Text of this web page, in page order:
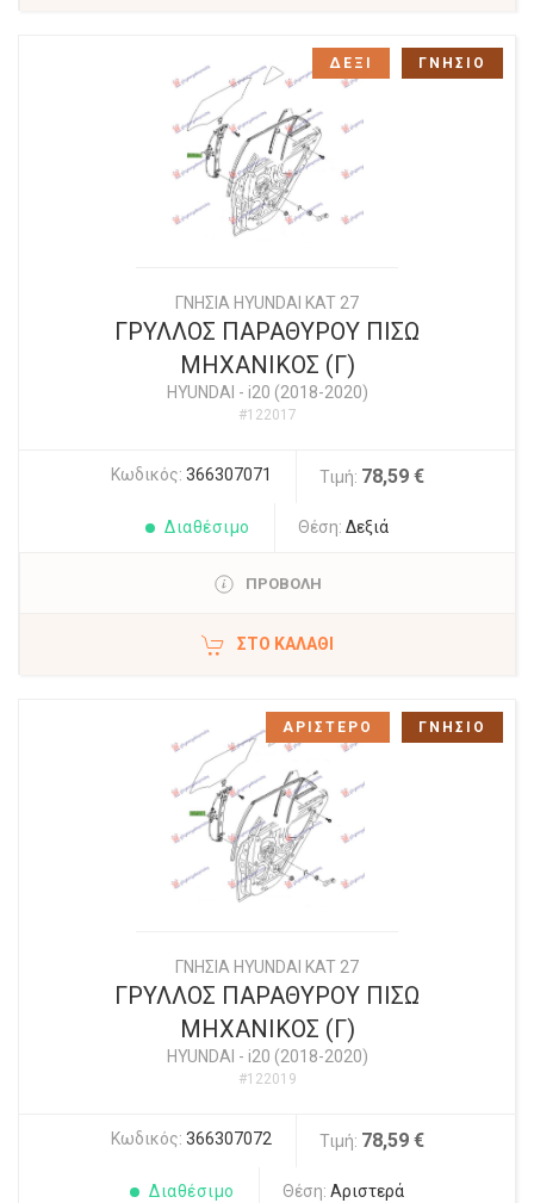
ΓΝΗΣΙΑ HYUNDAI KAT 27
ΓΡΥΛΛΟΣ ΠΑΡΑΘΥΡΟΥ ΠΙΣΩ
ΜΗΧΑΝΙΚΟΣ (Γ)
HYUNDAI - i20 (2018-2020)
#122017
Κωδικός: 366307071 Τιμή: 78,59 €
Διαθέσιμο Θέση: Δεξιά
ΠΡΟΒΟΛΗ
ΣΤΟ ΚΑΛΆΘΙ
ΔΕΞΙ ΓΝΗΣΙΟ
ΓΝΗΣΙΑ HYUNDAI KAT 27
ΓΡΥΛΛΟΣ ΠΑΡΑΘΥΡΟΥ ΠΙΣΩ
ΜΗΧΑΝΙΚΟΣ (Γ)
HYUNDAI - i20 (2018-2020)
#122019
Κωδικός: 366307072 Τιμή: 78,59 €
Διαθέσιμο Θέση: Αριστερά
ΑΡΙΣΤΕΡΟ ΓΝΗΣΙΟ